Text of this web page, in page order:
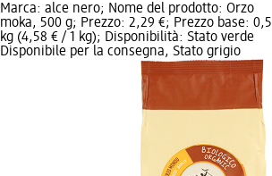
Marca: alce nero; Nome del prodotto: Orzo
moka, 500 g; Prezzo: 2,29 €; Prezzo base: 0,5
kg (4,58 € / 1 kg); Disponibilità: Stato verde
Disponibile per la consegna, Stato grigio